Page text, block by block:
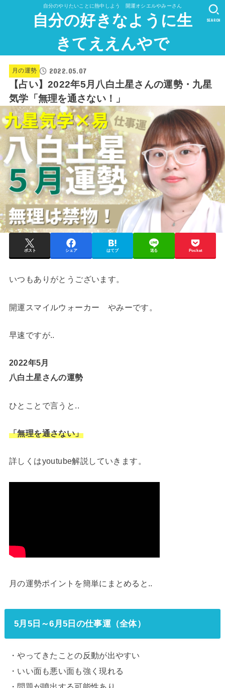
自分のやりたいことに熱中しよう 開運オシエルやみーさん
自分の好きなように生
きてええんやで
SEARCH
月の運勢 2022.05.07
【占い】2022年5月八白土星さんの運勢・九星
気学「無理を通さない！」
ポスト シェア はてブ 送る Pocket
いつもありがとうございます。
開運スマイルウォーカー やみーです。
早速ですが..
2022年5月
八白土星さんの運勢
ひとことで言うと..
「無理を通さない」
詳しくはyoutube解説していきます。
月の運勢ポイントを簡単にまとめると..
5月5日～6月5日の仕事運（全体）
・やってきたことの反動が出やすい
・いい面も悪い面も強く現れる